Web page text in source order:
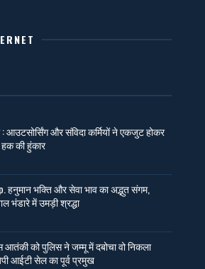
: आउटसोर्सिंग और संविदा कर्मियों ने एकजुट होकर
हक की हुंकार
हनुमान भक्ति और सेवा भाव का अद्भुत संगम,
भंडारे में उमड़ी श्रद्धा
आतंकी को पुलिस ने जम्मू में दबोचा वो निकला
आईटी सेल का पूर्व प्रमुख